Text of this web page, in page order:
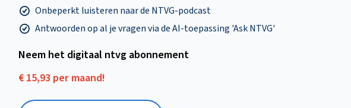
Onbeperkt luisteren naar de NTVG-podcast
Antwoorden op al je vragen via de AI-toepassing 'Ask NTVG'
Neem het digitaal ntvg abonnement
€ 15,93 per maand!